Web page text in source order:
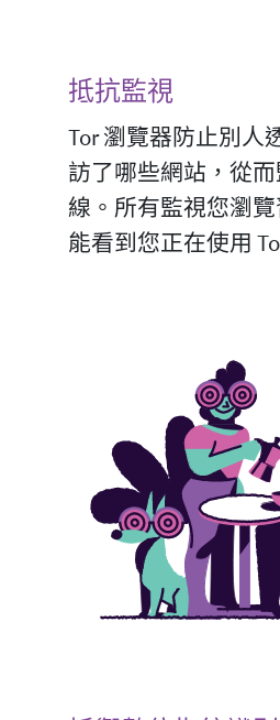
抵抗監視
Tor 瀏覽器防止別人
訪了哪些網站，從
線。所有監視您瀏
能看到您正在使用